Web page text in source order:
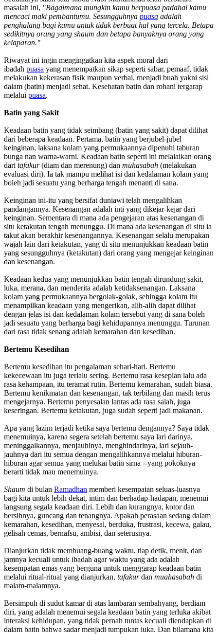
masalah ini, "Bagaimana mungkin kamu berpuasa padahal kamu
mencaci maki pembantumu. Sesungguhnya puasa adalah
penghalang bagi kamu untuk tidak berbuat hal yang tercela. Betapa
sedikitnya orang yang shaum dan betapa banyaknya orang yang
kelaparan."
Riwayat ini ingin mengingatkan kita aspek moral dari
ibadah puasa yang menempatkan sikap seperti sabar, pemaaf, tidak
melakukan kekerasan fisik maupun verbal, menjadi buah yakni sisi
dalam (batin) menjadi sehat. Kesehatan batin dan rohani tergarap
melalui puasa.
Batin yang Sakit
Keadaan batin yang tidak seimbang (batin yang sakit) dapat dilihat
dari beberapa keadaan. Pertama, batin yang berjubel-jubel
keinginan, laksana kolam yang permukaannya dipenuhi taburan
bunga nan warna-warni. Keadaan batin seperti ini melalaikan orang
dari tafakur(diam dan merenung) dan muhasabah (melakukan
evaluasi diri). Ia tak mampu melihat isi dan kedalaman kolam yang
boleh jadi sesuatu yang berharga tengah menanti di sana.
Keinginan ini-itu yang bersifat duniawi telah mengalihkan
pandangannya. Kesenangan adalah inti yang dikejar-kejar dari
keinginan. Sementara di mana ada pengejaran atas kesenangan di
situ ketakutan tengah menunggu. Di mana ada kesenangan di situ ia
takut akan berakhir kesenangannya. Kesenangan selalu merupakan
wajah lain dari ketakutan, yang di situ menunjukkan keadaan batin
yang sesungguhnya (ketakutan) dari orang yang mengejar keinginan
dan kesenangan.
Keadaan kedua yang menunjukkan batin tengah dirundung sakit,
luka, merana, dan menderita adalah ketidaksenangan. Laksana
kolam yang permukaannya bergolak-golak, sehingga kolam itu
menampilkan keadaan yang mengerikan, alih-alih dapat dilihat
dengan jelas isi dan kedalaman kolam tersebut yang di sana boleh
jadi sesuatu yang berharga bagi kehidupannya menunggu. Turunan
dari rasa tidak senang adalah kemarahan dan kesedihan.
Bertemu Kesedihan
Bertemu kesedihan itu pengalaman sehari-hari. Bertemu
kekecewaan itu juga terlalu sering. Bertemu rasa kesepian lalu ada
rasa kehampaan, itu teramat rutin. Bertemu kemarahan, sudah biasa.
Bertemu kenikmatan dan kesenangan, tak terbilang dan masih terus
mengejarnya. Bertemu penyesalan lantas ada rasa salah, juga
keseringan. Bertemu ketakutan, juga sudah seperti jadi makanan.
Apa yang lazim terjadi ketika saya bertemu dengannya? Saya tidak
menemuinya, karena segera setelah bertemu saya lari darinya,
meninggalkannya, menjauhinya, menghindarinya, lari sejauh-
jauhnya dari itu semua dengan mengalihkannya melalui hiburan-
hiburan agar semua yang melukai batin sirna --yang pokoknya
berarti tidak mau menemuinya.
Shaum di bulan Ramadhan memberi kesempatan seluas-luasnya
bagi kita untuk lebih dekat, intim dan berhadap-hadapan, menemui
langsung segala keadaan diri. Lebih dan kurangnya, kotor dan
bersihnya, guncang dan tenangnya. Apakah perasaan sedang dalam
kemarahan, kesedihan, menyesal, berduka, frustrasi, kecewa, galau,
gelisah cemas, bernafsu, ambisi, dan seterusnya.
Dianjurkan tidak membuang-buang waktu, tiap detik, menit, dan
jamnya kecuali untuk ibadah agar waktu yang ada adalah
kesempatan emas yang berguna untuk menggarap keadaan batin
melalui ritual-ritual yang dianjurkan, tafakurdan muahasabah di
malam-malamnya.
Bersimpuh di sudut kamar di atas lambaran sembahyang, berdiam
diri, yang adalah menemui segala keadaan batin yang terluka akibat
interaksi kehidupan, yang tidak pernah tuntas kecuali diendapkan di
dalam batin bahwa sadar menjadi tumpukan luka. Dan bilamana kita